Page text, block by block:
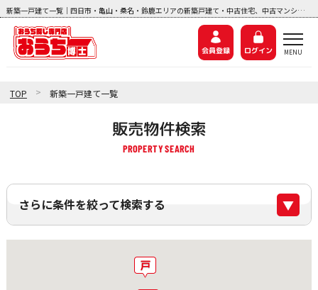
新築一戸建て一覧｜四日市・亀山・桑名・鈴鹿エリアの新築戸建て・中古住宅、中古マンション、土地探しなら『おうち博士ナビ』
会員登録 ログイン
TOP > 新築一戸建て一覧
販売物件検索
さらに条件を絞って検索する